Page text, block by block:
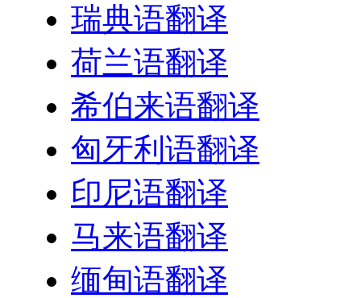
瑞典语翻译
荷兰语翻译
希伯来语翻译
匈牙利语翻译
印尼语翻译
马来语翻译
缅甸语翻译